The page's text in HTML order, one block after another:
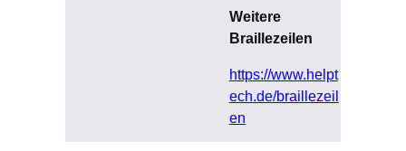
Weitere
Braillezeilen
https://www.helpt
ech.de/braillezeil
en